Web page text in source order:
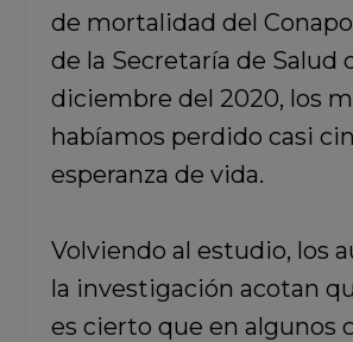
de mortalidad del
de la Secretaría de Salud
diciembre del 2020, los
habíamos perdido casi
esperanza de vida.
Volviendo al estudio, los
la investigación acotan
es cierto que en algunos